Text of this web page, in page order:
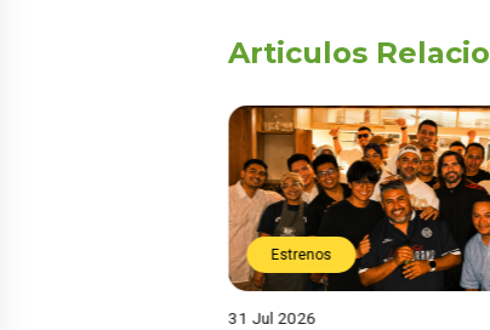
Articulos
Estrenos
31 Jul 2026